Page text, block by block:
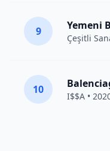
9 Yemeni
Çeşitli
10
I$$A •